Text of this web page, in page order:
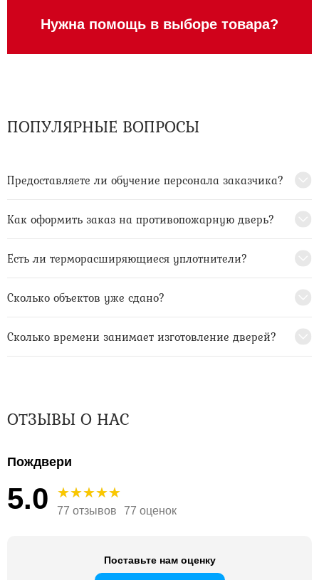
Нужна помощь в выборе товара?
ПОПУЛЯРНЫЕ ВОПРОСЫ
Предоставляете ли обучение персонала заказчика?
Как оформить заказ на противопожарную дверь?
Есть ли терморасширяющиеся уплотнители?
Сколько объектов уже сдано?
Сколько времени занимает изготовление дверей?
ОТЗЫВЫ О НАС
Пождвери
5.0 77 отзывов 77 оценок
Поставьте нам оценку